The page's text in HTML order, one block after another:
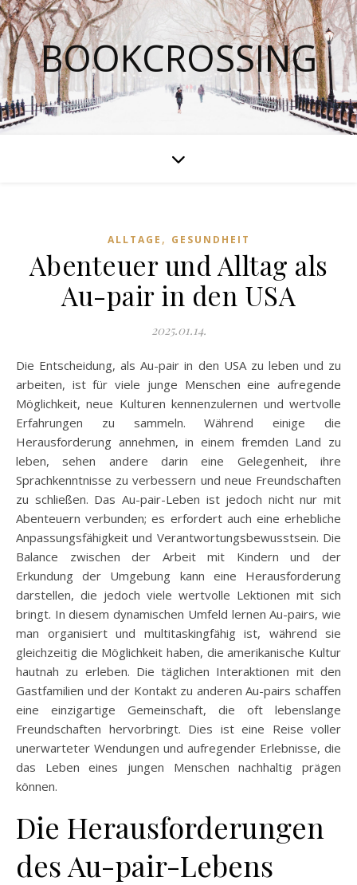
BOOKCROSSING
ALLTAGE , GESUNDHEIT
Abenteuer und Alltag als
Au-pair in den USA
2025.01.14.
Die Entscheidung, als Au-pair in den USA zu leben und zu
arbeiten, ist für viele junge Menschen eine aufregende
Möglichkeit, neue Kulturen kennenzulernen und wertvolle
Erfahrungen zu sammeln. Während einige die
Herausforderung annehmen, in einem fremden Land zu
leben, sehen andere darin eine Gelegenheit, ihre
Sprachkenntnisse zu verbessern und neue Freundschaften
zu schließen. Das Au-pair-Leben ist jedoch nicht nur mit
Abenteuern verbunden; es erfordert auch eine erhebliche
Anpassungsfähigkeit und Verantwortungsbewusstsein. Die
Balance zwischen der Arbeit mit Kindern und der
Erkundung der Umgebung kann eine Herausforderung
darstellen, die jedoch viele wertvolle Lektionen mit sich
bringt. In diesem dynamischen Umfeld lernen Au-pairs, wie
man organisiert und multitaskingfähig ist, während sie
gleichzeitig die Möglichkeit haben, die amerikanische Kultur
hautnah zu erleben. Die täglichen Interaktionen mit den
Gastfamilien und der Kontakt zu anderen Au-pairs schaffen
eine einzigartige Gemeinschaft, die oft lebenslange
Freundschaften hervorbringt. Dies ist eine Reise voller
unerwarteter Wendungen und aufregender Erlebnisse, die
das Leben eines jungen Menschen nachhaltig prägen
können.
Die Herausforderungen
des Au-pair-Lebens